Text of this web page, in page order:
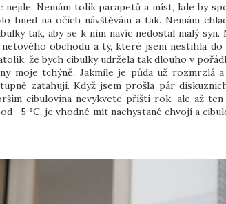
Nemám tolik parapetů a míst, kde by
hned na očích návštěvám a tak. Nemám
tak, aby se k nim navíc nedostal malý syn.
obchodu a ty, které jsem nestihla do
že bych cibulky udržela tak dlouho v
moje tchýně. Jakmile je půda už rozmrzlá
zatahují. Když jsem prošla pár
cibulovina nevykvete příští rok, ale až ten
–5 °C, je vhodné mít nachystané chvojí a